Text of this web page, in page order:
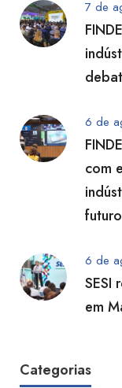
7 de
6 de
com
futuro
6 de
SESI
em
Categorias